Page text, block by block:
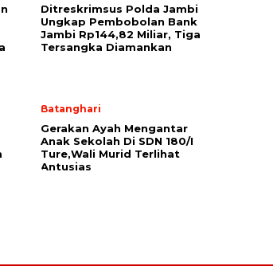
Ditreskrimsus Polda Jambi
Ungkap Pembobolan Bank
Jambi Rp144,82 Miliar, Tiga
Tersangka Diamankan
Batanghari
Gerakan Ayah Mengantar
Anak Sekolah Di SDN 180/I
Ture,Wali Murid Terlihat
Antusias